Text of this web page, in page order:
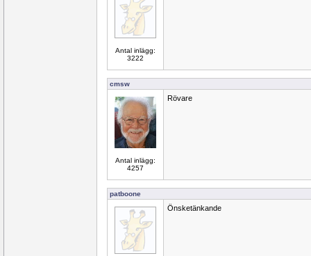
Antal inlägg:
3222
cmsw
Antal inlägg:
4257
Rövare
patboone
Önsketänkande